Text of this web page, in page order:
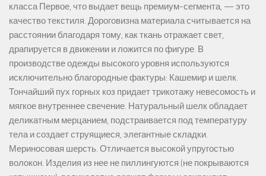
класса Первое, что выдает вещь премиум-сегмента, — это
качество текстиля. Дороговизна материала считывается на
расстоянии благодаря тому, как ткань отражает свет,
драпируется в движении и ложится по фигуре. В
производстве одежды высокого уровня используются
исключительно благородные фактуры: Кашемир и шелк.
Тончайший пух горных коз придает трикотажу невесомость и
мягкое внутреннее свечение. Натуральный шелк обладает
деликатным мерцанием, подстраивается под температуру
тела и создает струящиеся, элегантные складки.
Мериносовая шерсть. Отличается высокой упругостью
волокон. Изделия из нее не пиллингуются (не покрываются